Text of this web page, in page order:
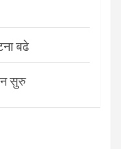
बढे
सुरु